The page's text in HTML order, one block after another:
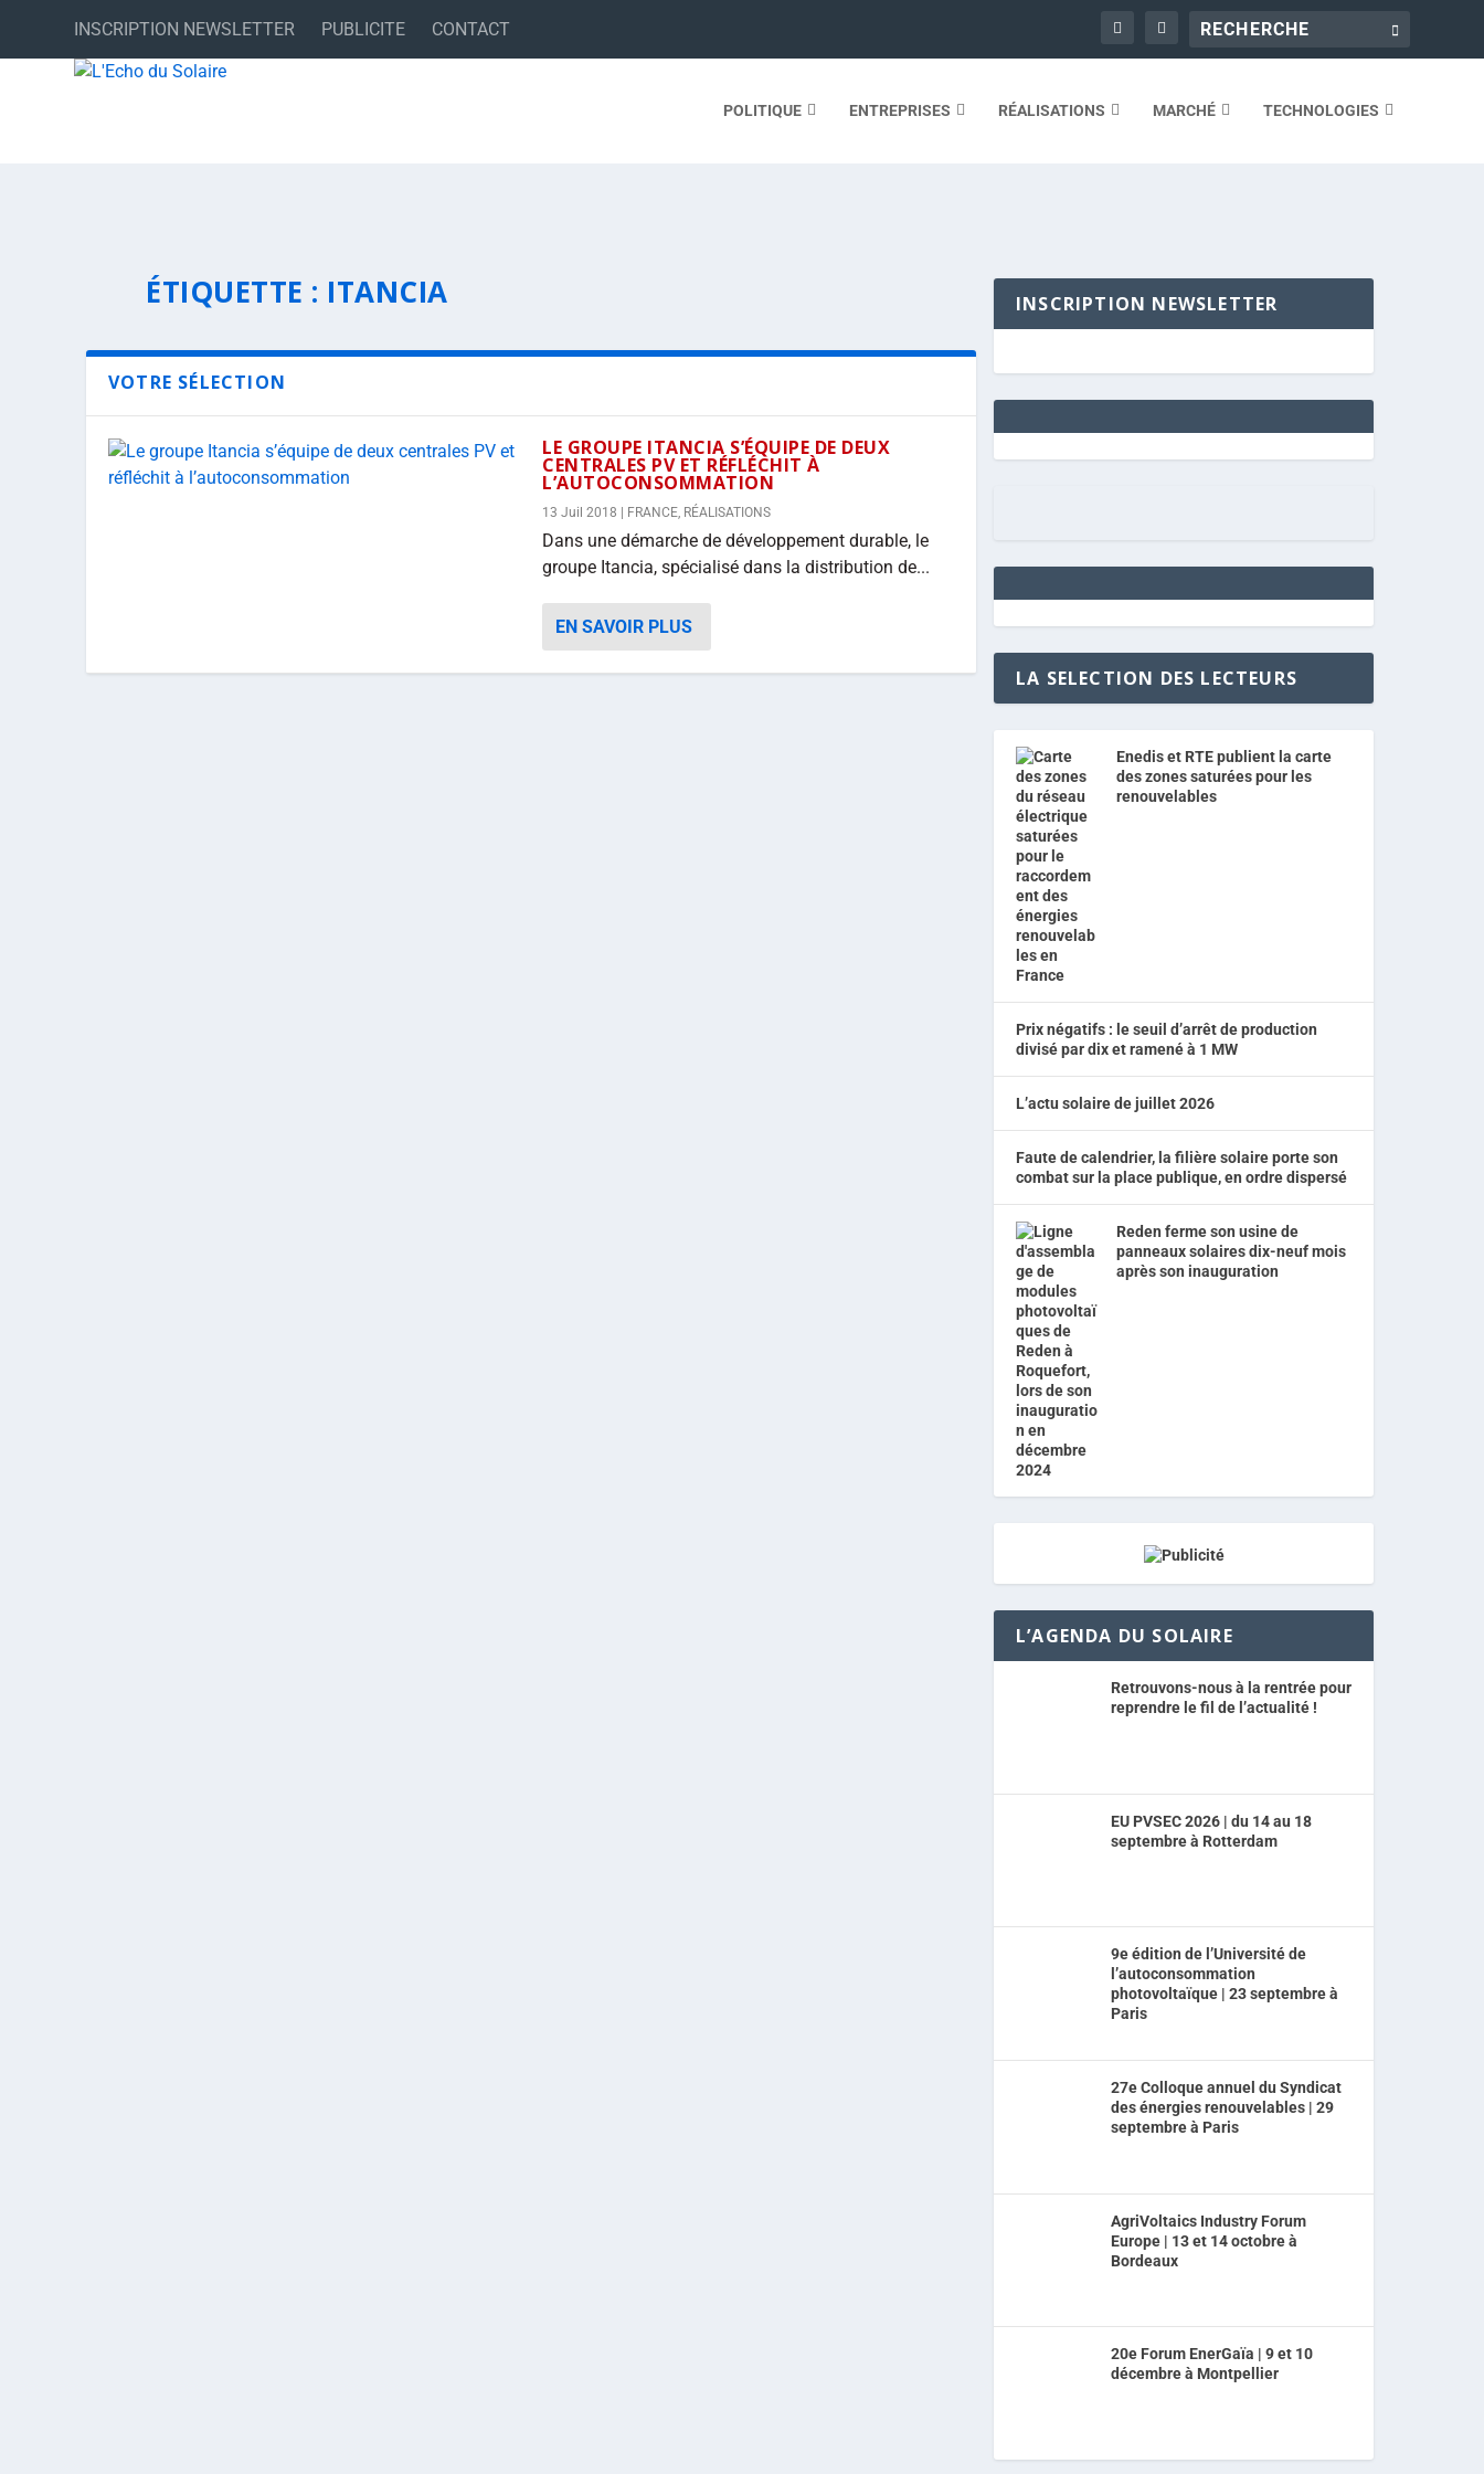
INSCRIPTION NEWSLETTER PUBLICITE CONTACT
POLITIQUE ENTREPRISES RÉALISATIONS MARCHÉ TECHNOLOGIES
ÉTIQUETTE : ITANCIA
VOTRE SÉLECTION
LE GROUPE ITANCIA S’ÉQUIPE DE DEUX
CENTRALES PV ET RÉFLÉCHIT À
L’AUTOCONSOMMATION
13 Juil 2018 FRANCE, RÉALISATIONS
Dans une démarche de développement durable, le
groupe Itancia, spécialisé dans la distribution de...
EN SAVOIR PLUS
INSCRIPTION NEWSLETTER
LA SELECTION DES LECTEURS
Enedis et RTE publient la carte
des zones saturées pour les
renouvelables
Prix négatifs : le seuil d’arrêt de production
divisé par dix et ramené à 1 MW
L’actu solaire de juillet 2026
Faute de calendrier, la filière solaire porte son
combat sur la place publique, en ordre dispersé
Reden ferme son usine de
panneaux solaires dix-neuf mois
après son inauguration
L’AGENDA DU SOLAIRE
Retrouvons-nous à la rentrée pour
reprendre le fil de l’actualité !
EU PVSEC 2026 | du 14 au 18
septembre à Rotterdam
9e édition de l’Université de
l’autoconsommation
photovoltaïque | 23 septembre à
Paris
27e Colloque annuel du Syndicat
des énergies renouvelables | 29
septembre à Paris
AgriVoltaics Industry Forum
Europe | 13 et 14 octobre à
Bordeaux
20e Forum EnerGaïa | 9 et 10
décembre à Montpellier